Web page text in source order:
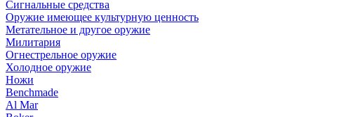
Сигнальные средства
Оружие имеющее культурную ценность
Метательное и другое оружие
Милитария
Огнестрельное оружие
Холодное оружие
Ножи
Benchmade
Al Mar